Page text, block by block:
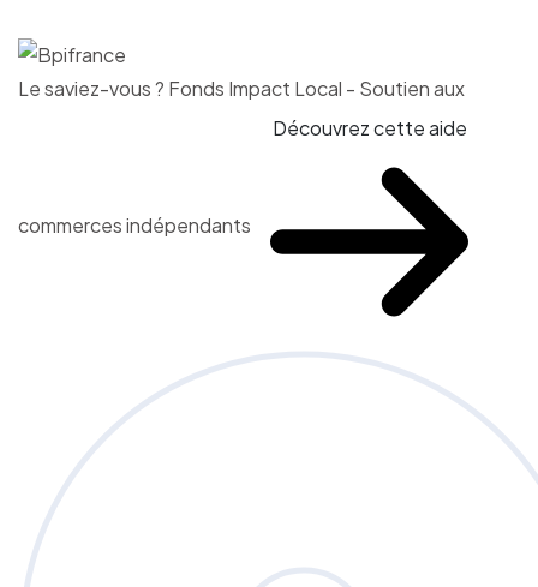
Le saviez-vous ? Fonds Impact Local - Soutien aux
commerces indépendants
Découvrez cette aide